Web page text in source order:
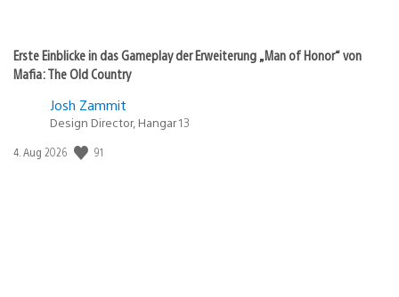
Erste Einblicke in das Gameplay der Erweiterung „Man of Honor“ von
Mafia: The Old Country
Josh Zammit
Design Director, Hangar 13
Veröffentlichungsdatum:
4. Aug 2026 91